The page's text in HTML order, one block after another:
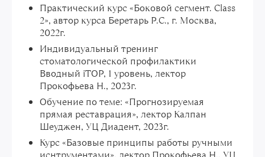
Практический курс «Боковой сегмент. Class
2», автор курса Беретарь Р.С., г. Москва,
2022г.
Индивидуальный тренинг
стоматологической профилактики
Вводный iTOP, 1 уровень, лектор
Прокофьева Н., 2023г.
Обучение по теме: «Прогнозируемая
прямая реставрация», лектор Калпан
Шеуджен, УЦ Диадент, 2023г.
Курс «Базовые принципы работы ручными